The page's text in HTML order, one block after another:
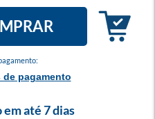
de pagamento
até 7 dias